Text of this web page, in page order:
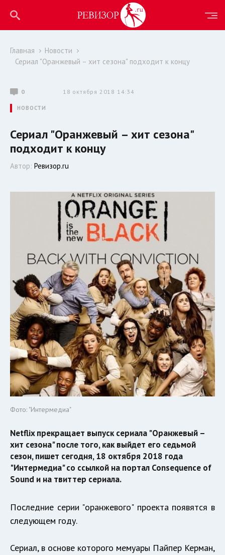
Главная
Новости
Сериал "Оранжевый – хит сезона" подходит к концу
0 18 октября 2018 14:34
НОВОСТИ
Сериал "Оранжевый – хит сезона"
подходит к концу
Автор: Ревизор.ru
Фото: "Интермедиа"
Netflix прекращает выпуск сериала "Оранжевый –
хит сезона" после того, как выйдет его седьмой
сезон, пишет сегодня, 18 октября 2018 года
"Интермедиа" со ссылкой на портал Consequence of
Sound и на твиттер сериала.
Последние серии "оранжевого" проекта появятся в
следующем году.
Сериал, в основе которого мемуары Пайпер Керман,